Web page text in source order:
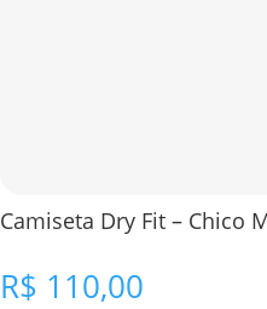
Camiseta Dry Fit – Chico
R$ 110,00